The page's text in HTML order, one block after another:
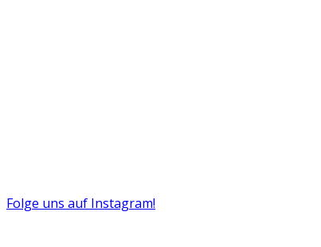
Folge uns auf Instagram!